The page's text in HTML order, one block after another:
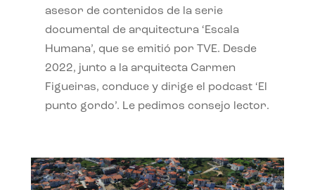
asesor de contenidos de la serie
documental de arquitectura ‘Escala
Humana’, que se emitió por TVE. Desde
2022, junto a la arquitecta Carmen
Figueiras, conduce y dirige el podcast ‘El
punto gordo’. Le pedimos consejo lector.